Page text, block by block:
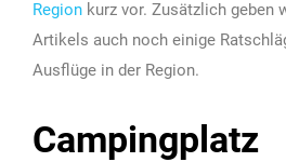
Region kurz vor. Zusätzlich geben
Artikels auch noch einige
Ausflüge in der Region.
Campingplatz